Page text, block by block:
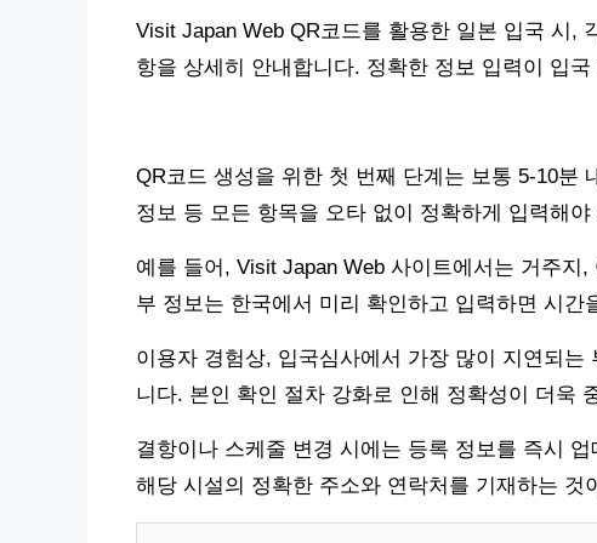
Visit Japan Web QR코드를 활용한 일본 입국 시,
항을 상세히 안내합니다. 정확한 정보 입력이 입
QR코드 생성을 위한 첫 번째 단계는 보통 5-10분
정보 등 모든 항목을 오타 없이 정확하게 입력해야
예를 들어, Visit Japan Web 사이트에서는 거주
부 정보는 한국에서 미리 확인하고 입력하면 시간
이용자 경험상, 입국심사에서 가장 많이 지연되
니다. 본인 확인 절차 강화로 인해 정확성이 더욱
결항이나 스케줄 변경 시에는 등록 정보를 즉시
해당 시설의 정확한 주소와 연락처를 기재하는 것